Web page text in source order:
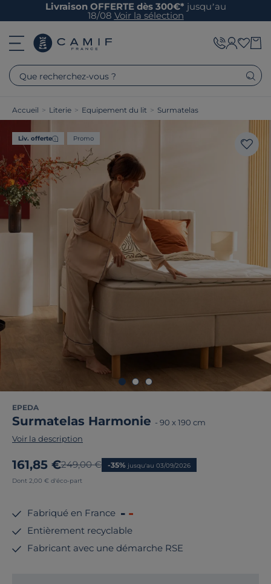
Livraison OFFERTE dès 300€* jusqu’au
18/08 Voir la sélection
Que recherchez-vous ?
Accueil > Literie > Equipement du lit > Surmatelas
Liv. offerte Promo
EPEDA
Surmatelas Harmonie - 90 x 190 cm
Voir la description
Nouveau prix
161,85 €Ancien prix
249,00 € -35% jusqu'au 03/09/2026
Dont 2,00 € d'éco-part
Fabriqué en France
Entièrement recyclable
Fabricant avec une démarche RSE